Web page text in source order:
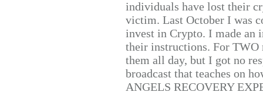
individuals have lost their
victim. Last October I was
invest in Crypto. I made
their instructions. For TWO
them all day, but I got no
broadcast that teaches on
ANGELS RECOVERY